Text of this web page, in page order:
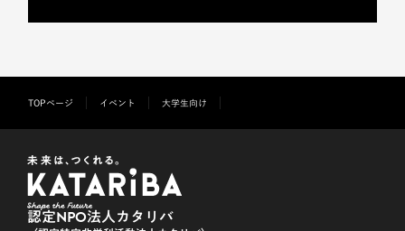
TOPページ イベント 大学生向け
認定NPO法人カタリバ